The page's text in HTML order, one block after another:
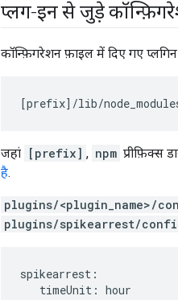
प्लग-इन से जुड़े
कॉन्फ़िगरेशन फ़ाइल में दिए गए
[prefix]/lib/
जहां [prefix] , npm प्रीफ़िक्स
है.
plugins/<plugin_name>/
plugins/spikearrest/
spikearrest:
   timeUnit: hour